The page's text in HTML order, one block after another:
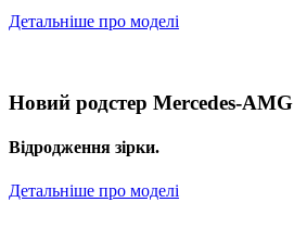
Детальніше про моделі
Новий родстер Mercedes-AMG
Відродження зірки.
Детальніше про моделі